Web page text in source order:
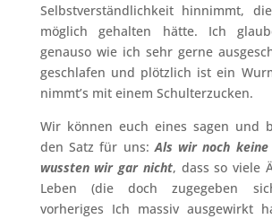
Selbstverständlichkeit hinnimmt,
möglich gehalten hätte. Ich
genauso wie ich sehr gerne
geschlafen und plötzlich ist ein
nimmt’s mit einem Schulterzucken.
Wir können euch eines sagen und
den Satz für uns: Als wir noch
wussten wir gar nicht, dass so viele
Leben (die doch zugegeben
vorheriges Ich massiv ausgewirkt